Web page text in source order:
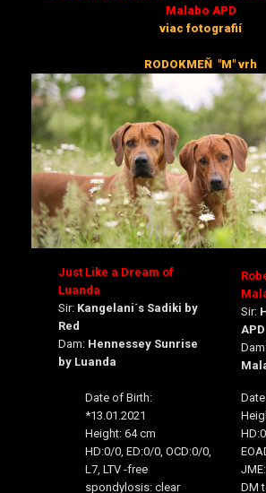
Malabo APD
viac fotografií
RODOKMEŇ "M" vrh
Just Like a Dream of
Luanda
Sir: Kangelani´s Sadiki by
Red
Dam: Hennessey Sunrise
by Luanda
Date of Birth:
*13.01.2021
Height: 64cm
HD:0/0, ED:0/0, OCD:0/0,
L7, LTV -free
spondylosis: clear
Sir:
APD
DM